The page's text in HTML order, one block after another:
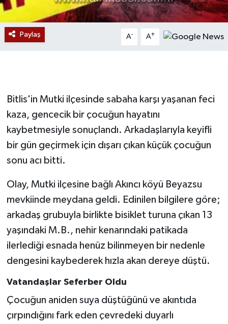
Paylaş A- A+
Bitlis'in Mutki ilçesinde sabaha karşı yaşanan feci
kaza, gencecik bir çocuğun hayatını
kaybetmesiyle sonuçlandı. Arkadaşlarıyla keyifli
bir gün geçirmek için dışarı çıkan küçük çocuğun
sonu acı bitti.
Olay, Mutki ilçesine bağlı Akıncı köyü Beyazsu
mevkiinde meydana geldi. Edinilen bilgilere göre;
arkadaş grubuyla birlikte bisiklet turuna çıkan 13
yaşındaki M.B., nehir kenarındaki patikada
ilerlediği esnada henüz bilinmeyen bir nedenle
dengesini kaybederek hızla akan dereye düştü.
Vatandaşlar Seferber Oldu
Çocuğun aniden suya düştüğünü ve akıntıda
çırpındığını fark eden çevredeki duyarlı
Düzce
Eğitim
Gökçebey
GÜNDEM
İş ilanı
Kilimli
Kültür - Sanat
MAGAZİN
Politika
Röportaj